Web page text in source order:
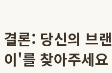
결론: 당신의 브
이'를 찾아주세요